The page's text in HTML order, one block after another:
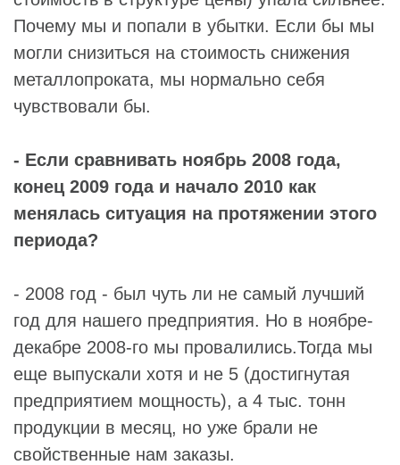
Почему мы и попали в убытки. Если бы мы
могли снизиться на стоимость снижения
металлопроката, мы нормально себя
чувствовали бы.
- Если сравнивать ноябрь 2008 года,
конец 2009 года и начало 2010 как
менялась ситуация на протяжении этого
периода?
- 2008 год - был чуть ли не самый лучший
год для нашего предприятия. Но в ноябре-
декабре 2008-го мы провалились.Тогда мы
еще выпускали хотя и не 5 (достигнутая
предприятием мощность), а 4 тыс. тонн
продукции в месяц, но уже брали не
свойственные нам заказы.